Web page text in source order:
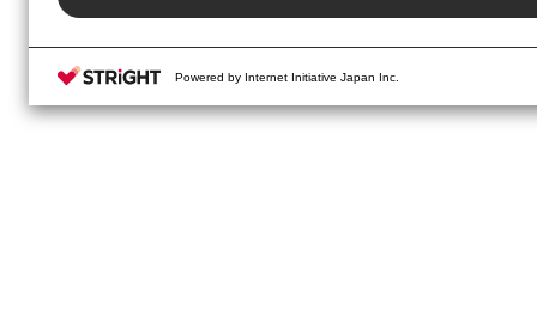
Powered by Internet Initiative Japan Inc.